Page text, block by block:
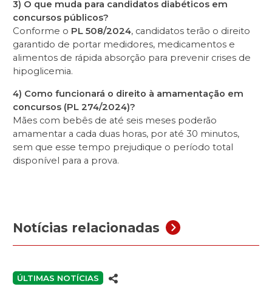
3) O que muda para candidatos diabéticos em
concursos públicos?
Conforme o PL 508/2024, candidatos terão o direito
garantido de portar medidores, medicamentos e
alimentos de rápida absorção para prevenir crises de
hipoglicemia.
4) Como funcionará o direito à amamentação em
concursos (PL 274/2024)?
Mães com bebês de até seis meses poderão
amamentar a cada duas horas, por até 30 minutos,
sem que esse tempo prejudique o período total
disponível para a prova.
Notícias relacionadas
ÚLTIMAS NOTÍCIAS